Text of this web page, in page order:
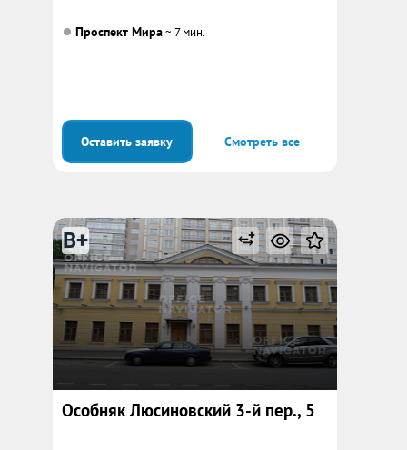
Проспект Мира~ 7 мин.
Оставить заявку Смотреть все
B+
Особняк Люсиновский 3-й пер., 5